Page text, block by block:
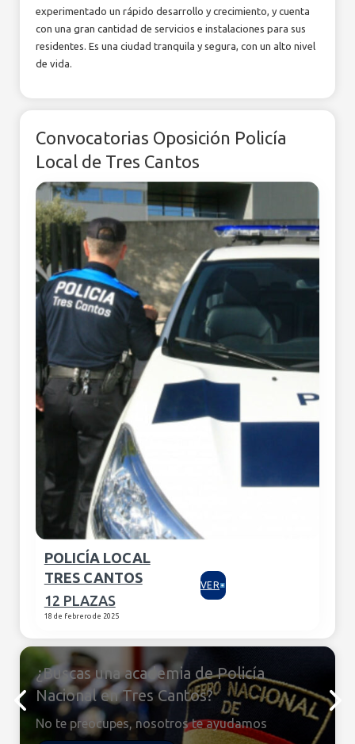
experimentado un rápido desarrollo y crecimiento, y cuenta
con una gran cantidad de servicios e instalaciones para sus
residentes. Es una ciudad tranquila y segura, con un alto nivel
de vida.
Convocatorias Oposición Policía
Local de Tres Cantos
POLICÍA LOCAL
TRES CANTOS
12 PLAZAS
18 de febrero de 2025
VER
¿Buscas una academia de Policía
Nacional en Tres Cantos?
No te preocupes, nosotros te ayudamos